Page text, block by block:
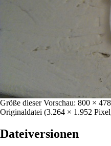
Größe dieser Vorschau: 800 ×
Originaldatei (3.264 × 1.952
Dateiversionen